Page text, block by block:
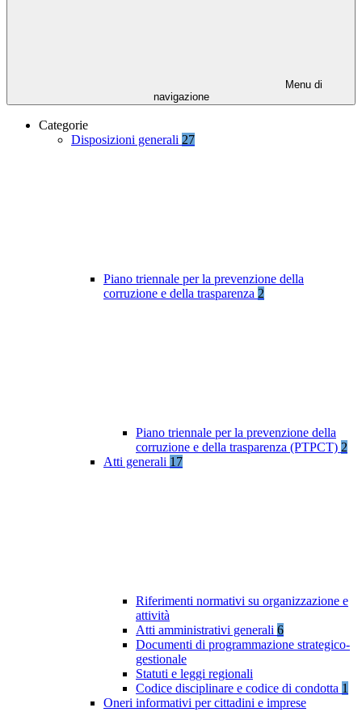
Menu di
navigazione
Categorie
Disposizioni generali 27
Piano triennale per la prevenzione della
corruzione e della trasparenza 2
Piano triennale per la prevenzione della
corruzione e della trasparenza (PTPCT) 2
Atti generali 17
Riferimenti normativi su organizzazione e
attività
Atti amministrativi generali 6
Documenti di programmazione strategico-
gestionale
Statuti e leggi regionali
Codice disciplinare e codice di condotta 1
Oneri informativi per cittadini e imprese